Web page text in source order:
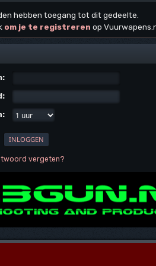
hebben toegang tot dit gedeelte.
om je te registreren op
vergeten?